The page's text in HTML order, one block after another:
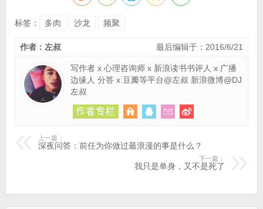
标签： 多肉 沙龙 频聚
最后编辑于：2016/6/21
作者：左叔
写作者 x 心理咨询师 x 新浪读书书评人 x 广播
边缘人 分答 x 豆瓣等平台@左叔 新浪微博@DJ
左叔
上一篇：
深夜问答：前任为你做过最浪漫的事是什么？
下一篇：
我只是单身，又不是死了